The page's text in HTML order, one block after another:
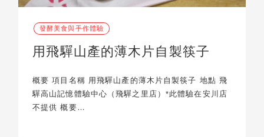
發酵美食與手作體驗
用飛驒山產的薄木片自製筷子
概要 項目名稱 用飛驒山產的薄木片自製筷子 地點 飛
驒高山記憶體驗中心（飛驒之里店）*此體驗在安川店
不提供 概要…